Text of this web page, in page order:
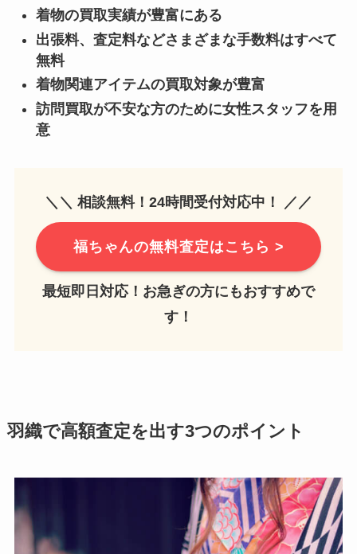
着物の買取実績が豊富にある
出張料、査定料などさまざまな手数料はすべて
無料
着物関連アイテムの買取対象が豊富
訪問買取が不安な方のために女性スタッフを用
意
＼＼ 相談無料！24時間受付対応中！ ／／
福ちゃんの無料査定はこちら >
最短即日対応！お急ぎの方にもおすすめで
す！
羽織で高額査定を出す3つのポイント